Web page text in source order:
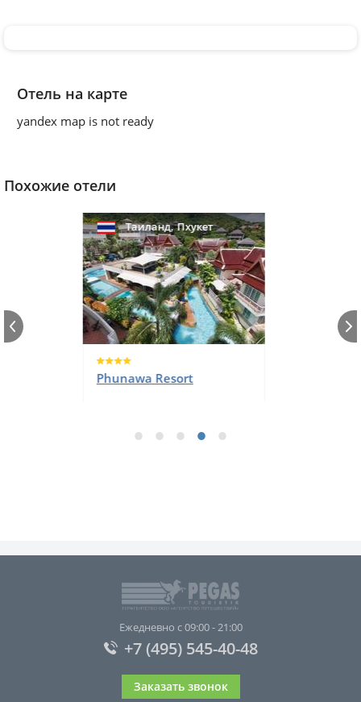
Отель на карте
yandex map is not ready
Похожие отели
Таиланд,Пхукет
The Lantern Resorts
Ежедневно с 09:00 - 21:00
+7 (495) 545-40-48
Заказать звонок